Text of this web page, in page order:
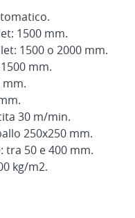
1500 mm.
1500 o 2000 mm.
mm.
mm.
30 m/min.
250x250 mm.
tra 50 e 400 mm.
kg/m2.